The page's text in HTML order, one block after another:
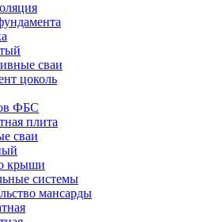
сваи
цоколь
ФБС
плита
сваи
крыши
системы
мансарды